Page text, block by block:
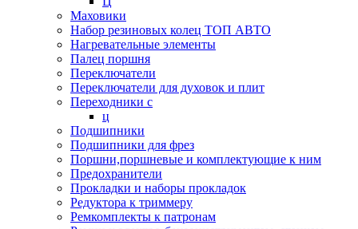
Маховики
Набор резиновых колец ТОП АВТО
Нагревательные элементы
Палец поршня
Переключатели
Переключатели для духовок и плит
Переходники с
ц
Подшипники
Подшипники для фрез
Поршни,поршневые и комплектующие к ним
Предохранители
Прокладки и наборы прокладок
Редуктора к триммеру
Ремкомплекты к патронам